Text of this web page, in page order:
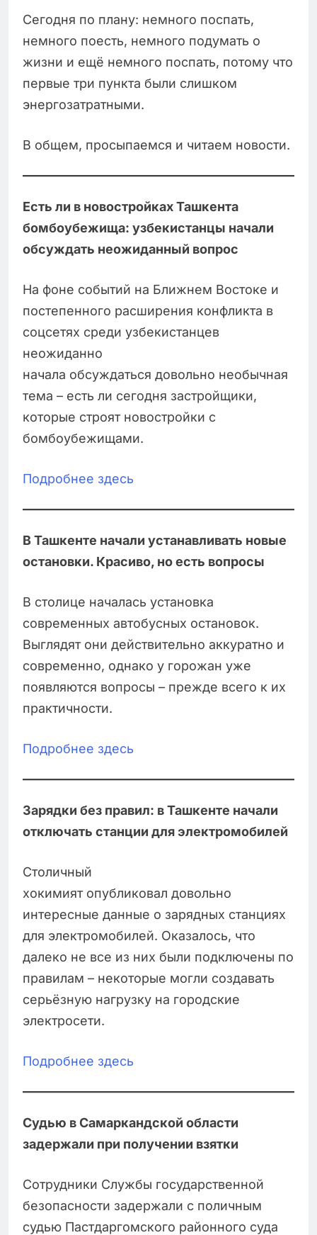
Сегодня по плану: немного поспать,
немного поесть, немного подумать о
жизни и ещё немного поспать, потому что
первые три пункта были слишком
энергозатратными.
В общем, просыпаемся и читаем новости.
Есть ли в новостройках Ташкента
бомбоубежища: узбекистанцы начали
обсуждать неожиданный вопрос
На фоне событий на Ближнем Востоке и
постепенного расширения конфликта в
соцсетях среди узбекистанцев
неожиданно
начала обсуждаться довольно необычная
тема – есть ли сегодня застройщики,
которые строят новостройки с
бомбоубежищами.
Подробнее здесь
В Ташкенте начали устанавливать новые
остановки. Красиво, но есть вопросы
В столице началась установка
современных автобусных остановок.
Выглядят они действительно аккуратно и
современно, однако у горожан уже
появляются вопросы – прежде всего к их
практичности.
Подробнее здесь
Зарядки без правил: в Ташкенте начали
отключать станции для электромобилей
Столичный
хокимият опубликовал довольно
интересные данные о зарядных станциях
для электромобилей. Оказалось, что
далеко не все из них были подключены по
правилам – некоторые могли создавать
серьёзную нагрузку на городские
электросети.
Подробнее здесь
Судью в Самаркандской области
задержали при получении взятки
Сотрудники Службы государственной
безопасности задержали с поличным
судью Пастдаргомского районного суда